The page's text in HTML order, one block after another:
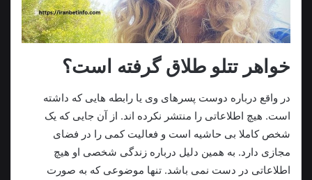
خواهر تتلو طلاق گرفته است؟
در واقع درباره دوست پسرهای وی یا رابطه هایی که داشته
است. هیچ اطلاعاتی را منتشر نکرده اند. از آن‌ جایی که یک
شخص کاملا بی حاشیه است و فعالیت کمی را در فضای
مجازی دارد. به همین دلیل درباره زندگی شخصی او هیچ
اطلاعاتی در دست نمی باشد. تنها موضوعی که به صورت